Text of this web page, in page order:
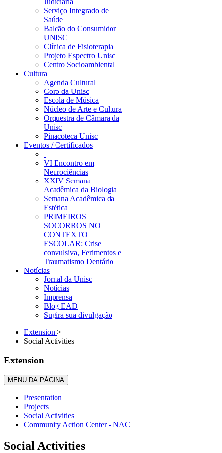
Judiciária
Serviço Integrado de
Saúde
Balcão do Consumidor
UNISC
Clínica de Fisioterapia
Projeto Espectro Unisc
Centro Socioambiental
Cultura
Agenda Cultural
Coro da Unisc
Escola de Música
Núcleo de Arte e Cultura
Orquestra de Câmara da
Unisc
Pinacoteca Unisc
Eventos / Certificados
VI Encontro em
Neurociências
XXIV Semana
Acadêmica da Biologia
Semana Acadêmica da
Estética
PRIMEIROS
SOCORROS NO
CONTEXTO
ESCOLAR: Crise
convulsiva, Ferimentos e
Traumatismo Dentário
Notícias
Jornal da Unisc
Notícias
Imprensa
Blog EAD
Sugira sua divulgação
Extension >
Social Activities
Extension
MENU DA PÁGINA
Presentation
Projects
Social Activities
Community Action Center - NAC
Social Activities